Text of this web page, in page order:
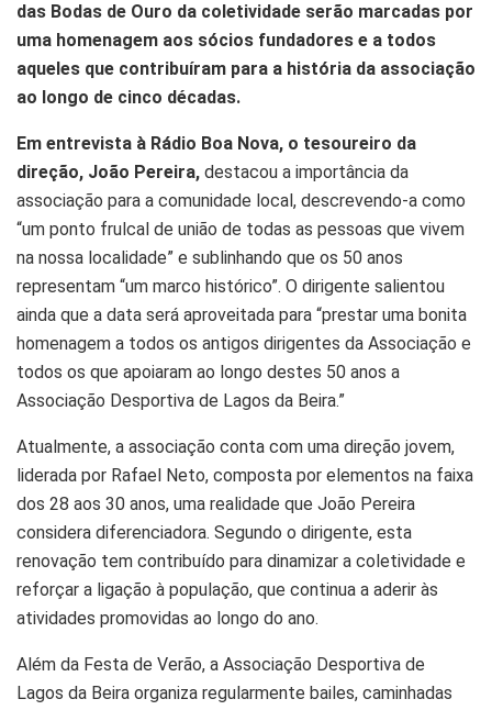
das Bodas de Ouro da coletividade serão marcadas por
uma homenagem aos sócios fundadores e a todos
aqueles que contribuíram para a história da associação
ao longo de cinco décadas.
Em entrevista à Rádio Boa Nova, o tesoureiro da
direção, João Pereira, destacou a importância da
associação para a comunidade local, descrevendo-a como
“um ponto frulcal de união de todas as pessoas que vivem
na nossa localidade” e sublinhando que os 50 anos
representam “um marco histórico”. O dirigente salientou
ainda que a data será aproveitada para “prestar uma bonita
homenagem a todos os antigos dirigentes da Associação e
todos os que apoiaram ao longo destes 50 anos a
Associação Desportiva de Lagos da Beira.”
Atualmente, a associação conta com uma direção jovem,
liderada por Rafael Neto, composta por elementos na faixa
dos 28 aos 30 anos, uma realidade que João Pereira
considera diferenciadora. Segundo o dirigente, esta
renovação tem contribuído para dinamizar a coletividade e
reforçar a ligação à população, que continua a aderir às
atividades promovidas ao longo do ano.
Além da Festa de Verão, a Associação Desportiva de
Lagos da Beira organiza regularmente bailes, caminhadas